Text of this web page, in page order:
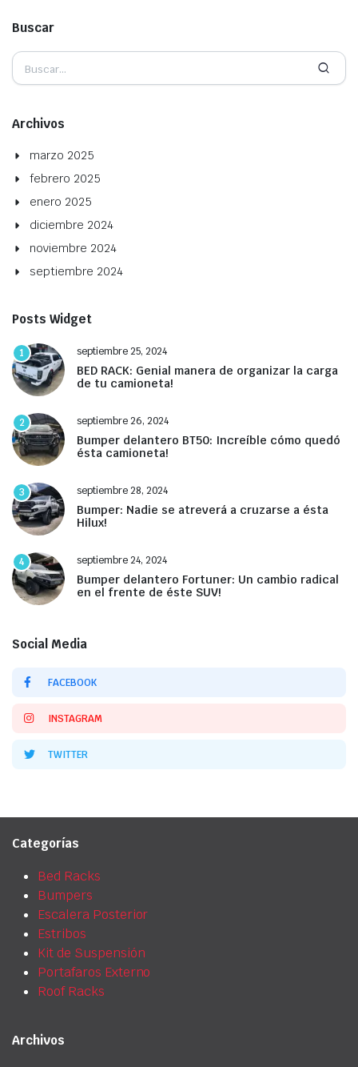
Buscar
Archivos
marzo 2025
febrero 2025
enero 2025
diciembre 2024
noviembre 2024
septiembre 2024
Posts Widget
1 septiembre 25, 2024
BED RACK: Genial manera de organizar la carga
de tu camioneta!
2 septiembre 26, 2024
Bumper delantero BT50: Increíble cómo quedó
ésta camioneta!
3 septiembre 28, 2024
Bumper: Nadie se atreverá a cruzarse a ésta
Hilux!
4 septiembre 24, 2024
Bumper delantero Fortuner: Un cambio radical
en el frente de éste SUV!
Social Media
FACEBOOK
INSTAGRAM
TWITTER
Categorías
Bed Racks
Bumpers
Escalera Posterior
Estribos
Kit de Suspensión
Portafaros Externo
Roof Racks
Archivos